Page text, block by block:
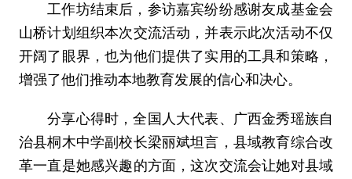
工作坊结束后，参访嘉宾纷纷感谢友成基金会
山桥计划组织本次交流活动，并表示此次活动不仅
开阔了眼界，也为他们提供了实用的工具和策略，
增强了他们推动本地教育发展的信心和决心。
分享心得时，全国人大代表、广西金秀瑶族自
治县桐木中学副校长梁丽斌坦言，县域教育综合改
革一直是她感兴趣的方面，这次交流会让她对县域